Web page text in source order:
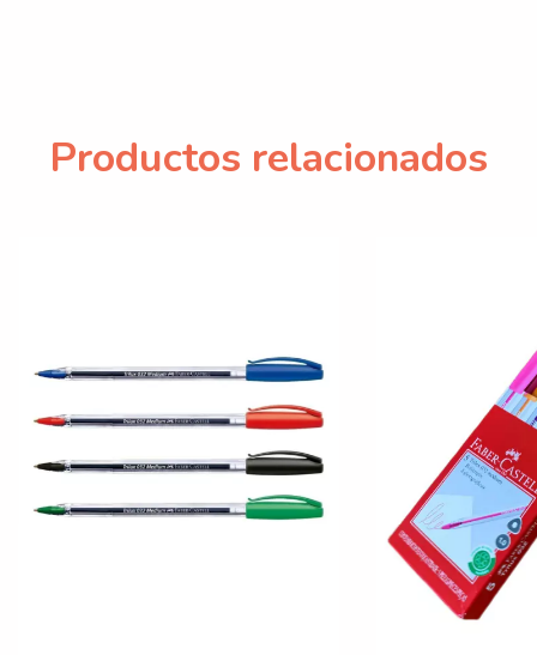
Productos relacionados